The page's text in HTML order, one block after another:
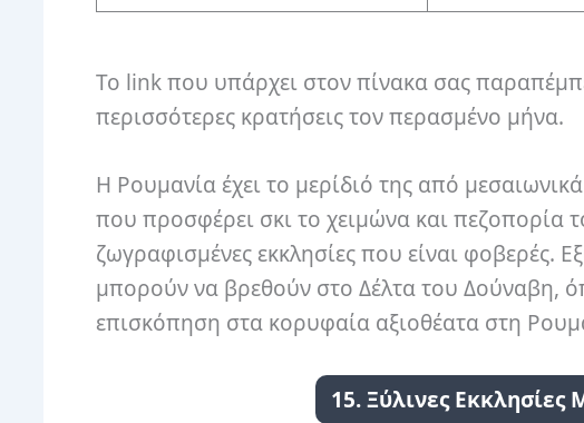
Το link που υπάρχει στον πίνακα σας
περισσότερες κρατήσεις τον περασμένο μήνα.
Η Ρουμανία έχει το μερίδιό της από
που προσφέρει σκι το χειμώνα και πεζοπορία
ζωγραφισμένες εκκλησίες που είναι φοβερές.
μπορούν να βρεθούν στο Δέλτα του Δούναβη,
επισκόπηση στα κορυφαία αξιοθέατα στη
15. Ξύλινες Εκκλησίες